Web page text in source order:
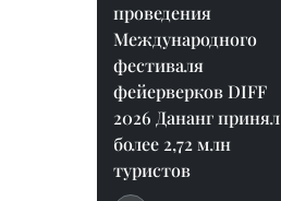
проведения
Международного
фестиваля
фейерверков DIFF
2026 Дананг принял
более 2,72 млн
туристов